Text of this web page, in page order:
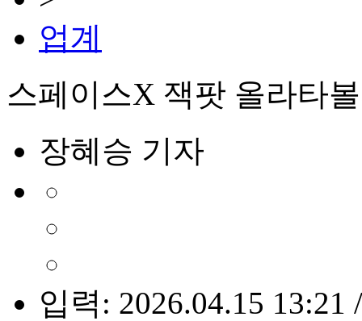
업계
스페이스X 잭팟 올라타
장혜승 기자
입력: 2026.04.15 13:21